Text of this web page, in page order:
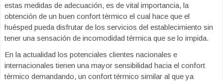
estas medidas de adecuación, es de vital importancia, la
obtención de un buen confort térmico el cual hace que el
huésped pueda disfrutar de los servicios del establecimiento sin
tener una sensación de incomodidad térmica que se lo impida.
En la actualidad los potenciales clientes nacionales e
internacionales tienen una mayor sensibilidad hacia el confort
térmico demandando, un confort térmico similar al que ya